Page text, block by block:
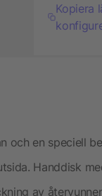
Kopiera
och en speciell
Handdisk
av